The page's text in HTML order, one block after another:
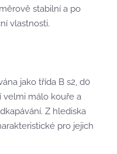
stabilní a po
vlastnosti.
jako třída B s2, d0
velmi málo kouře a
Z hlediska
pro jejich